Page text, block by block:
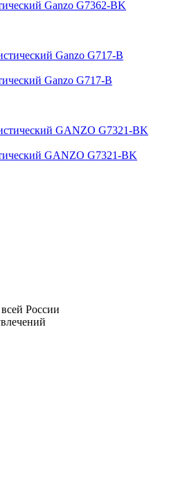
Ganzo G7362-BK
Ganzo G717-B
GANZO G7321-BK
России